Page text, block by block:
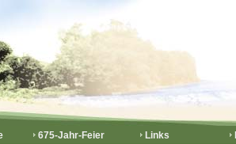
675-Jahr-Feier Links